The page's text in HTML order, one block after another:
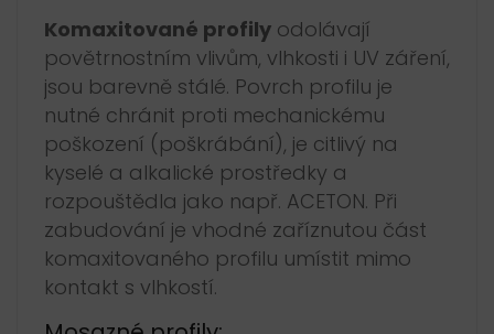
Komaxitované profilyodolávají
povětrnostním vlivům, vlhkosti i UV záření,
jsou barevně stálé. Povrch profilu je
nutné chránit proti mechanickému
poškození (poškrábání), je citlivý na
kyselé a alkalické prostředky a
rozpouštědla jako např. ACETON. Při
zabudování je vhodné zaříznutou část
komaxitovaného profilu umístit mimo
kontakt s vlhkostí.